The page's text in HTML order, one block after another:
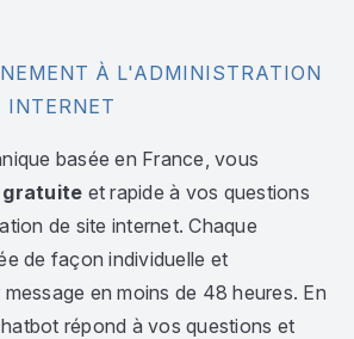
À L'ADMINISTRATION
INTERNET
basée en France, vous
gratuite et rapide à vos questions
de site internet. Chaque
de façon individuelle et
en moins de 48 heures. En
répond à vos questions et